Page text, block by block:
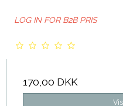
LOG IN FOR B2B PRIS
170,00 DKK